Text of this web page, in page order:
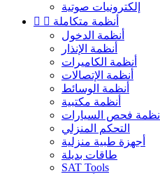
إلكترونيات صوتية
  أنظمة متكاملة
أنظمة الدخول
أنظمة الإنذار
أنظمة الكاميرات
أنظمة الإتصالات
أنظمة الوسائط
أنظمة مكتبية
أنظمة فحص السيارات
التحكم المنزلي
أجهزة طبية منزلية
طاقات بديلة
SAT Tools